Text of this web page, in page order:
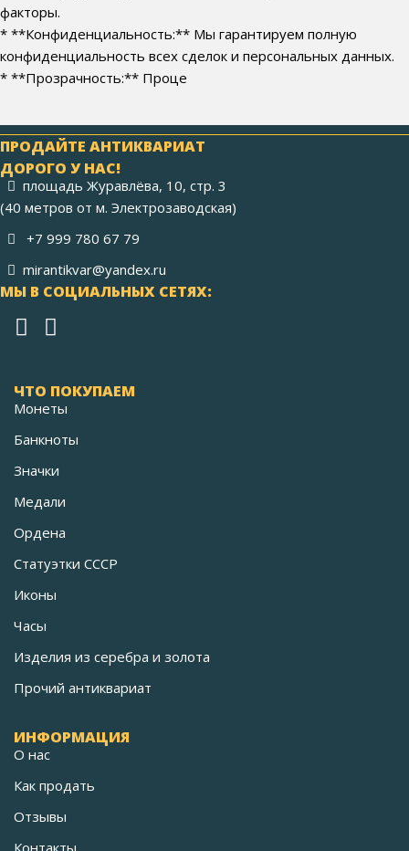
факторы.
* **Конфиденциальность:** Мы гарантируем полную
конфиденциальность всех сделок и персональных данных.
* **Прозрачность:** Проце
ПРОДАЙТЕ АНТИКВАРИАТ
ДОРОГО У НАС!
площадь Журавлёва, 10, стр. 3
(40 метров от м. Электрозаводская)
+7 999 780 67 79
mirantikvar@yandex.ru
МЫ В СОЦИАЛЬНЫХ СЕТЯХ:
ЧТО ПОКУПАЕМ
Монеты
Банкноты
Значки
Медали
Ордена
Статуэтки СССР
Иконы
Часы
Изделия из серебра и золота
Прочий антиквариат
ИНФОРМАЦИЯ
О нас
Как продать
Отзывы
Контакты